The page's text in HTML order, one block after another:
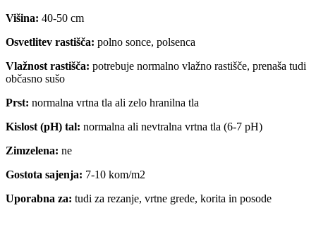
Višina: 40-50 cm
Osvetlitev rastišča: polno sonce, polsenca
Vlažnost rastišča: potrebuje normalno vlažno rastišče, prenaša tudi
občasno sušo
Prst: normalna vrtna tla ali zelo hranilna tla
Kislost (pH) tal: normalna ali nevtralna vrtna tla (6-7 pH)
Zimzelena: ne
Gostota sajenja: 7-10 kom/m2
Uporabna za: tudi za rezanje, vrtne grede, korita in posode